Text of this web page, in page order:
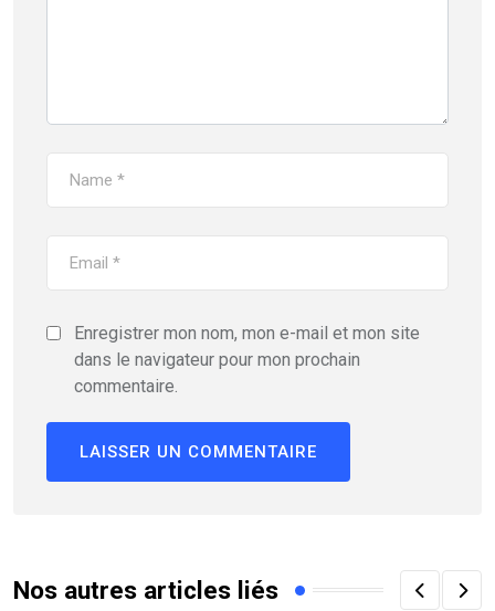
Enregistrer mon nom, mon e-mail et mon site
dans le navigateur pour mon prochain
commentaire.
Nos autres articles liés